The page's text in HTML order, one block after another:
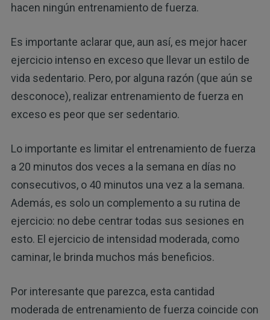
hacen ningún entrenamiento de fuerza.
Es importante aclarar que, aun así, es mejor hacer
ejercicio intenso en exceso que llevar un estilo de
vida sedentario. Pero, por alguna razón (que aún se
desconoce), realizar entrenamiento de fuerza en
exceso es peor que ser sedentario.
Lo importante es limitar el entrenamiento de fuerza
a 20 minutos dos veces a la semana en días no
consecutivos, o 40 minutos una vez a la semana.
Además, es solo un complemento a su rutina de
ejercicio: no debe centrar todas sus sesiones en
esto. El ejercicio de intensidad moderada, como
caminar, le brinda muchos más beneficios.
Por interesante que parezca, esta cantidad
moderada de entrenamiento de fuerza coincide con